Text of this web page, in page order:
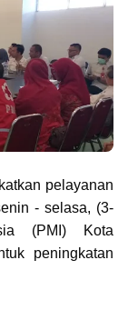
pelayanan
- selasa, (3-
(PMI) Kota
peningkatan